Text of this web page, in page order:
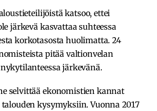
katsoo, ettei
järkevä kasvattaa suhteessa
korkotasosta huolimatta. 24
pitää valtionvelan
järkevänä.
selvittää ekonomistien kannat
kysymyksiin. Vuonna 2017